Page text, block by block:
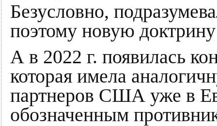
Безусловно,
поэтому новую
А в 2022 г. появилась
которая имела
партнеров США уже в
обозначенным